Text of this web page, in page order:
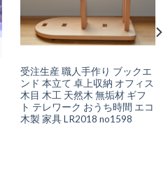
受注生産 職人手作り ブックエ
ンド 本立て 卓上収納 オフィス
木目 木工 天然木 無垢材 ギフ
ト テレワーク おうち時間 エコ
木製 家具 LR2018 no1598